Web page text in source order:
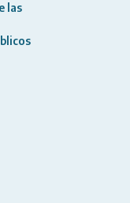
las